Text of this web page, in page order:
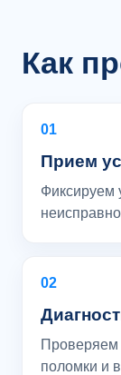
Как
01
Прием
Фиксируем
02
Проверяем
поломки и